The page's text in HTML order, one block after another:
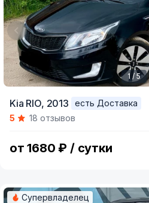
of
1 / 5
Kia RIO, 2013
есть Доставка
5
18 отзывов
от 1680 ₽ / сутки
Супервладелец